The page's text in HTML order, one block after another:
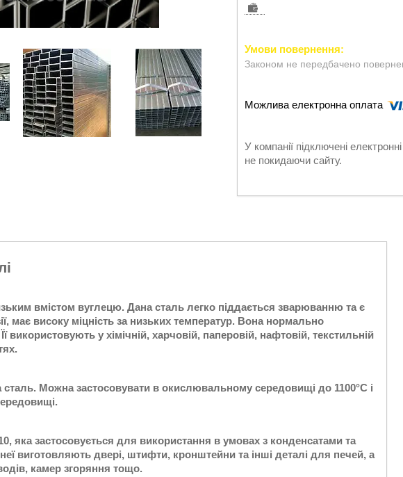
Законом не передбачено
У компанії підключені
не покидаючи сайту.
вмістом вуглецю. Дана сталь легко піддається зварюванню та є
має високу міцність за низьких температур. Вона нормально
використовують у хімічній, харчовій, паперовій, нафтовій, текстильній
сталь. Можна застосовувати в окислювальному середовищі до 1100°С і
яка застосовується для використання в умовах з конденсатами та
виготовляють двері, штифти, кронштейни та інші деталі для печей, а
камер згоряння тощо.